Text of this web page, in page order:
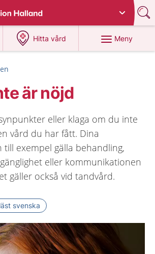
1177
region Halland
Hitta vård
på 1177.se
Meny
är nöjd
eller klaga om du inte
vård du har fått. Dina
till exempel gälla behandling,
eller kommunikationen
gäller också vid tandvård.
svenska